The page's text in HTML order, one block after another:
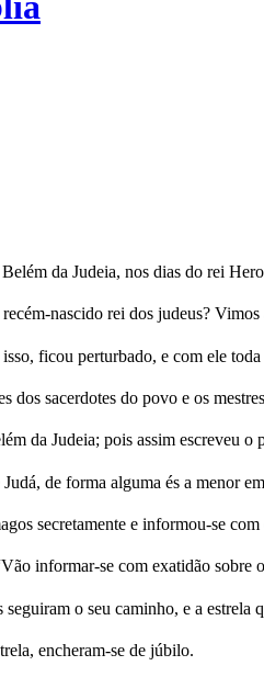
da Judeia, nos dias do rei
nascido rei dos judeus?
ficou perturbado, e com ele toda
dos sacerdotes do povo e os
da Judeia; pois assim escreveu o
de forma alguma és a menor
secretamente e informou-se
informar-se com exatidão sobre
o seu caminho, e a
encheram-se de júbilo.